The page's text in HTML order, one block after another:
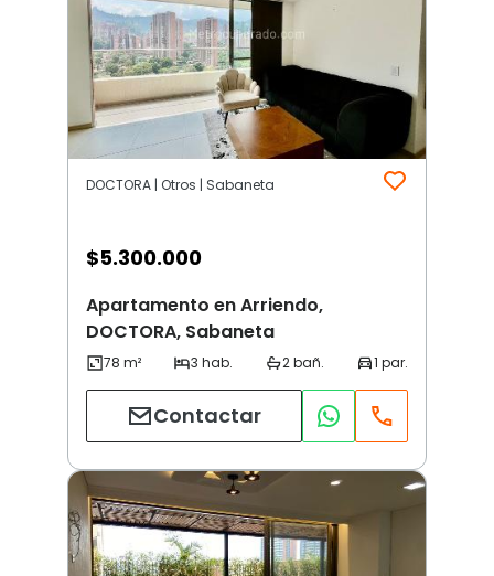
DOCTORA | Otros | Sabaneta
$5.300.000
Apartamento en Arriendo,
DOCTORA, Sabaneta
Contactar